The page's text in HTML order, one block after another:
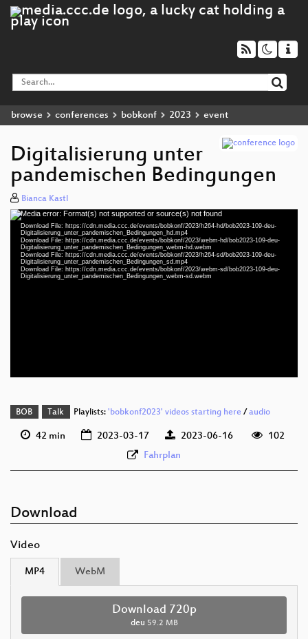
browse conferences bobkonf 2023 event
Digitalisierung unter
pandemischen Bedingungen
Bianca Kastl
Video
Player
Media error: Format(s) not supported or source(s) not found
Download File: https://cdn.media.ccc.de/events/bobkonf/2023/h264-hd/bob2023-109-deu-
Digitalisierung_unter_pandemischen_Bedingungen_hd.mp4
Download File: https://cdn.media.ccc.de/events/bobkonf/2023/webm-hd/bob2023-109-deu-
Digitalisierung_unter_pandemischen_Bedingungen_webm-hd.webm
Download File: https://cdn.media.ccc.de/events/bobkonf/2023/h264-sd/bob2023-109-deu-
Digitalisierung_unter_pandemischen_Bedingungen_sd.mp4
Download File: https://cdn.media.ccc.de/events/bobkonf/2023/webm-sd/bob2023-109-deu-
Digitalisierung_unter_pandemischen_Bedingungen_webm-sd.webmdeu 720p (mp4)
BOB Talk Playlists: 'bobkonf2023' videos starting here/ audio
42 min 2023-03-17 2023-06-16
102
Fahrplan
Download
Video
MP4 WebM
Download 720p
deu 59.2 MB